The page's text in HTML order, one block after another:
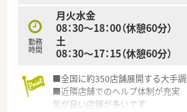
勤務
時間
月火水金
08：30～18：00（休憩60分）
土
08：30～17：15（休憩60分）
■全国に約350店舗展開する大手
■近隣店舗でのヘルプ体制が充実
気が良い店舗が多いです